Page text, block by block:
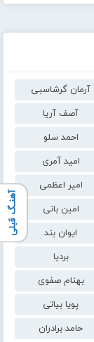
آرمان گرشاسبی
آصف آریا
احمد سلو
امید آمری
امیر اعظمی
امین بانی
ایوان بند
بردیا
بهنام صفوی
پویا بیاتی
حامد برادران
آهنـگ قبلی